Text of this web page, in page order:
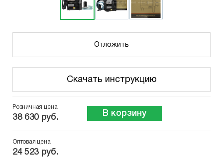
Отложить
Скачать инструкцию
Розничная цена
38 630 руб. В корзину
Оптовая цена
24 523 руб.